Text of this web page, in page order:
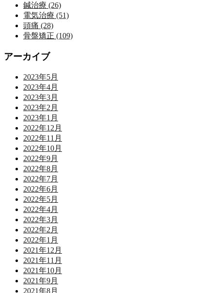
鍼治療 (26)
電気治療 (51)
頭痛 (28)
骨盤矯正 (109)
アーカイブ
2023年5月
2023年4月
2023年3月
2023年2月
2023年1月
2022年12月
2022年11月
2022年10月
2022年9月
2022年8月
2022年7月
2022年6月
2022年5月
2022年4月
2022年3月
2022年2月
2022年1月
2021年12月
2021年11月
2021年10月
2021年9月
2021年8月